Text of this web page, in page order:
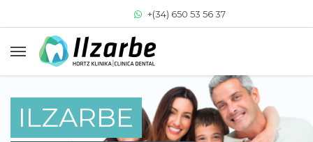
+(34) 650 53 56 37
+(34) 943 64 33 77
clinica@clinicadentalilzarbe.com
ILZARBE